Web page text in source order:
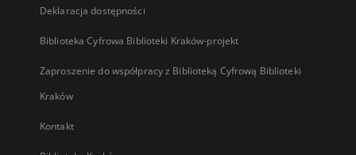
Deklaracja dostępności
Biblioteka Cyfrowa Biblioteki Kraków-projekt
Zaproszenie do współpracy z Biblioteką Cyfrową Biblioteki
Kraków
Kontakt